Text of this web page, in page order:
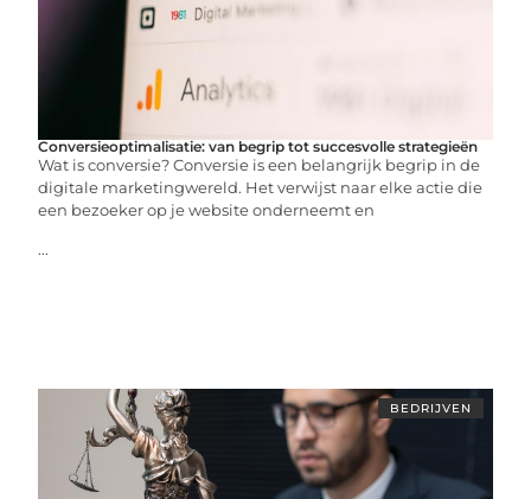
Conversieoptimalisatie: van begrip tot succesvolle strategieën
Wat is conversie? Conversie is een belangrijk begrip in de
digitale marketingwereld. Het verwijst naar elke actie die
een bezoeker op je website onderneemt en
...
BEDRIJVEN